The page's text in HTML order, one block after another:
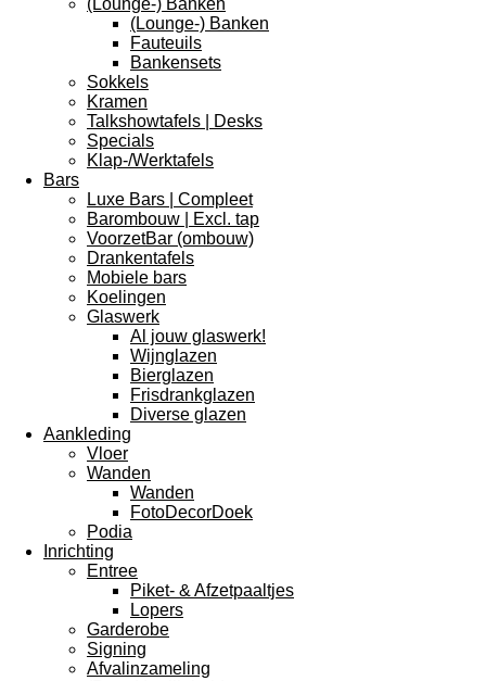
(Lounge-) Banken
(Lounge-) Banken
Fauteuils
Bankensets
Sokkels
Kramen
Talkshowtafels | Desks
Specials
Klap-/Werktafels
Bars
Luxe Bars | Compleet
Barombouw | Excl. tap
VoorzetBar (ombouw)
Drankentafels
Mobiele bars
Koelingen
Glaswerk
Al jouw glaswerk!
Wijnglazen
Bierglazen
Frisdrankglazen
Diverse glazen
Aankleding
Vloer
Wanden
Wanden
FotoDecorDoek
Podia
Inrichting
Entree
Piket- & Afzetpaaltjes
Lopers
Garderobe
Signing
Afvalinzameling